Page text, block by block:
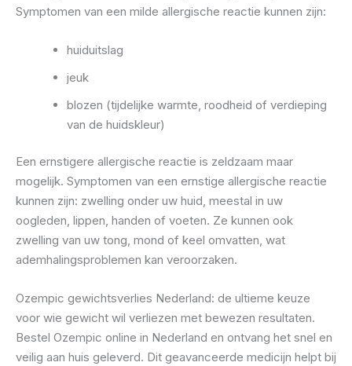
Symptomen van een milde allergische reactie kunnen zijn:
huiduitslag
jeuk
blozen (tijdelijke warmte, roodheid of verdieping
van de huidskleur)
Een ernstigere allergische reactie is zeldzaam maar
mogelijk. Symptomen van een ernstige allergische reactie
kunnen zijn: zwelling onder uw huid, meestal in uw
oogleden, lippen, handen of voeten. Ze kunnen ook
zwelling van uw tong, mond of keel omvatten, wat
ademhalingsproblemen kan veroorzaken.
Ozempic gewichtsverlies Nederland: de ultieme keuze
voor wie gewicht wil verliezen met bewezen resultaten.
Bestel Ozempic online in Nederland en ontvang het snel en
veilig aan huis geleverd. Dit geavanceerde medicijn helpt bij